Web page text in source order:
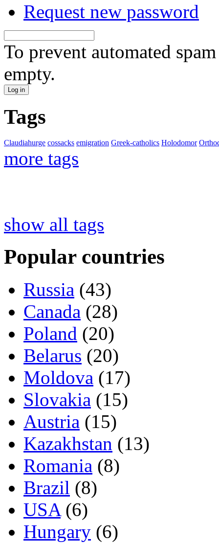
Request new password
To prevent automated
empty.
Tags
Claudiahurge cossacks emigration Greek-catholics Holodomor
more tags
show all tags
Popular countries
Russia (43)
Canada (28)
Poland (20)
Belarus (20)
Moldova (17)
Slovakia (15)
Austria (15)
Kazakhstan (13)
Romania (8)
Brazil (8)
USA(6)
Hungary (6)